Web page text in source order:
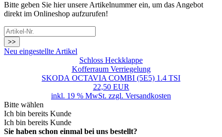
Bitte geben Sie hier unsere Artikelnummer ein, um das Angebot
direkt im Onlineshop aufzurufen!
>>
Neu eingestellte Artikel
Schloss Heckklappe
Kofferraum Verriegelung
SKODA OCTAVIA COMBI (5E5) 1.4 TSI
22,50 EUR
inkl. 19 % MwSt. zzgl. Versandkosten
Bitte wählen
Ich bin bereits Kunde
Ich bin bereits Kunde
Sie haben schon einmal bei uns bestellt?